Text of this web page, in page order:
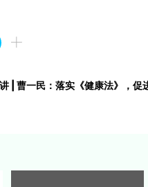
| 曹一民：落实《健康法》，促